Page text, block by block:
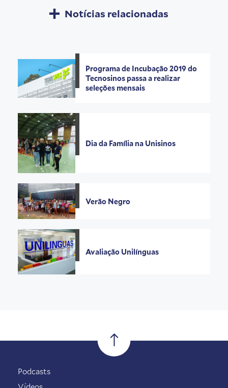
Notícias relacionadas
Programa de Incubação 2019 do
Tecnosinos passa a realizar
seleções mensais
Dia da Família na Unisinos
Verão Negro
Avaliação Unilínguas
Podcasts